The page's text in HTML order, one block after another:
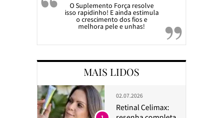
O Suplemento Força resolve
isso rapidinho! E ainda estimula
o crescimento dos fios e
melhora pele e unhas!
MAIS LIDOS
02.07.2026
Retinal Celimax: